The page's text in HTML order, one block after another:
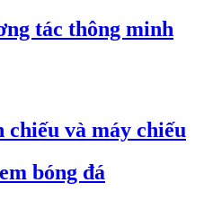
tác thông minh
chiếu và máy chiếu
bóng đá